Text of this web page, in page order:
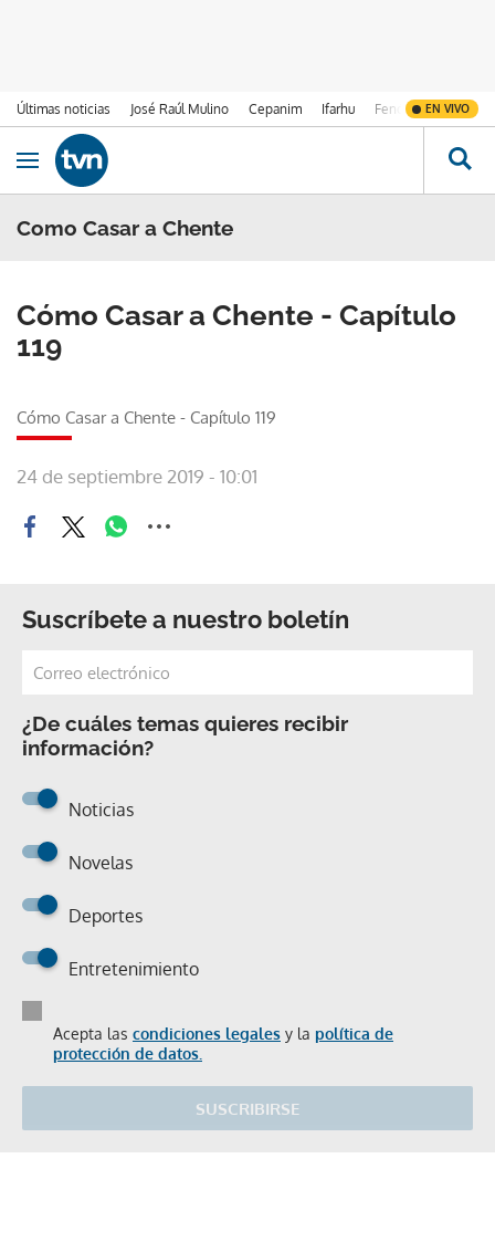
Últimas noticias José Raúl Mulino Cepanim Ifarhu Fenómeno de El
EN VIVO
Ir al contenido
Obrir navegació
Como Casar a Chente
Cómo Casar a Chente - Capítulo
119
Cómo Casar a Chente - Capítulo 119
24 de septiembre 2019 - 10:01
Suscríbete a nuestro boletín
¿De cuáles temas quieres recibir
información?
Noticias
Novelas
Deportes
Entretenimiento
Acepta las condiciones legales y la política de
protección de datos.
SUSCRIBIRSE